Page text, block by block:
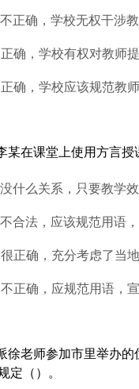
正确，学校无权干涉
确，学校有权对教师
确，学校应该规范教
某在课堂上使用方言授
什么关系，只要教学
合法，应该规范用语
正确，充分考虑了当
正确，应规范用语，
徐老师参加市里举办
定（）。